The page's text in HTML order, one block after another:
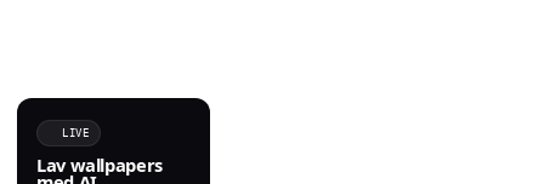
LIVE
Lav wallpapers